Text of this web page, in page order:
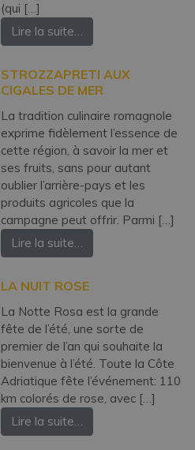
(qui […]
Lire la suite…
STROZZAPRETI AUX
CIGALES DE MER
La tradition culinaire romagnole
exprime fidèlement l’essence de
cette région, à savoir la mer et
ses fruits, sans pour autant
oublier l’arrière-pays et les
produits agricoles que la
campagne peut offrir. Parmi […]
Lire la suite…
LA NUIT ROSE
La Notte Rosa est la grande
fête de l’été, une sorte de
premier de l’an qui souhaite la
bienvenue à l’été. Toute la Côte
Adriatique fête l’événement: 110
km colorés de rose, avec […]
Lire la suite…